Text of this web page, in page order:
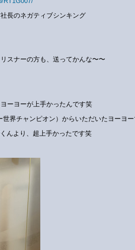
長のネガティブシンキング
スナーの方も、送ってかんな〜〜
ーヨーが上手かったんです笑
界チャンピオン）からいただいたヨーヨ
んより、超上手かったです笑